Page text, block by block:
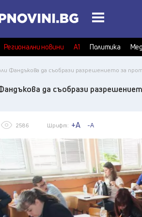
Регионални новини А1 Политика
Фандъкова да съобрази разрешението за
да съобрази
2586 Шрифт: +A -A